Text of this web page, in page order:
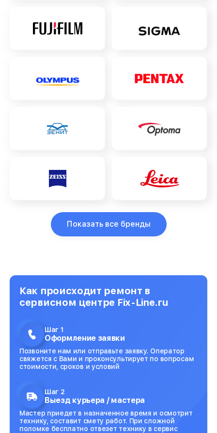
Показать все бренды
Как происходит ремонт в
сервисном центре Fix-Line.ru
Шаг 1
Оформление заявки
Позвоните нам или отправьте заявку. Оператор
свяжется с Вами и проконсультирует по вопросам
стоимости, сроков и условий
Шаг 2
Выезд курьера / мастера
Мастер приедет в назначенное время и осмотрит
технику, составит смету работ. При сложной
поломке бесплатно отвезет технику в сервис